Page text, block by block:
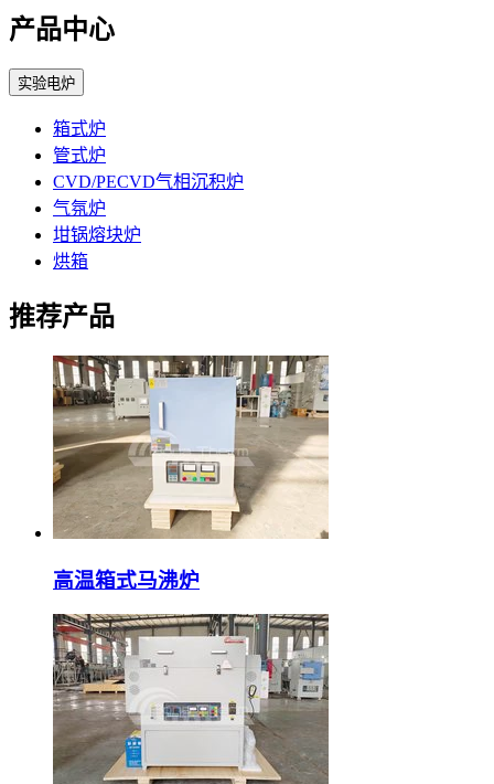
产品中心
实验电炉
箱式炉
管式炉
CVD/PECVD气相沉积炉
气氛炉
坩锅熔块炉
烘箱
推荐产品
高温箱式马沸炉